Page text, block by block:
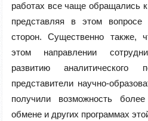
работах все чаще обращались
представляя в этом вопросе
сторон. Существенно также,
этом направлении
развитию
представители научно-
получили возможность
обмене и других программах